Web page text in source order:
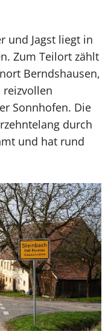
und Jagst liegt in
Zum Teilort zählt
Berndshausen,
Sonnhofen. Die
durch
und hat rund